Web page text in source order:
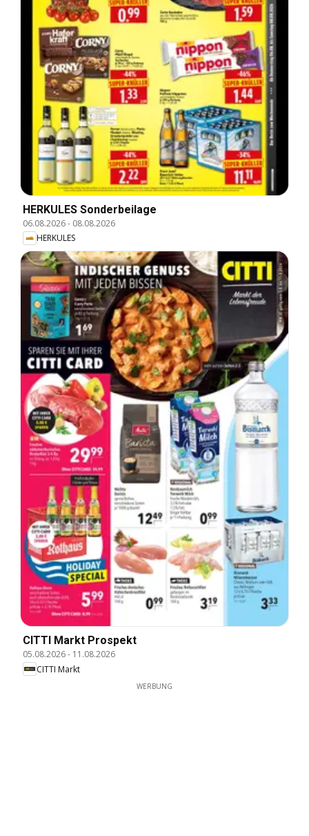
HERKULES Sonderbeilage
06.08.2026- 08.08.2026
HERKULES
CITTI Markt Prospekt
05.08.2026- 11.08.2026
CITTI Markt
WERBUNG